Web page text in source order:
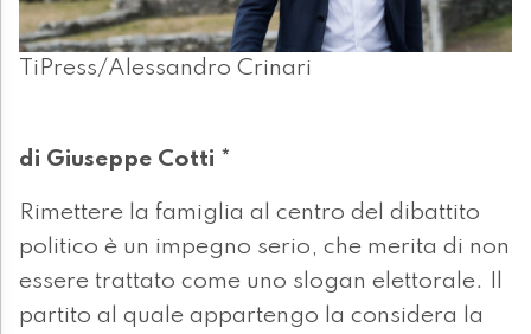
TiPress/Alessandro Crinari
di Giuseppe Cotti *
Rimettere la famiglia al centro del dibattito
politico è un impegno serio, che merita di non
essere trattato come uno slogan elettorale. Il
partito al quale appartengo la considera la